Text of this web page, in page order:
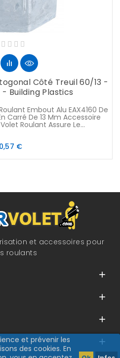
et prévenir les
des cookies. En
Côté Treuil 60/13 -
Building Plastics
Embout Alu EAX4160 De
Carré De 13 Mm Accessoire
Roulant Assure Le...
€Prix
et accessoires pour
roulants



